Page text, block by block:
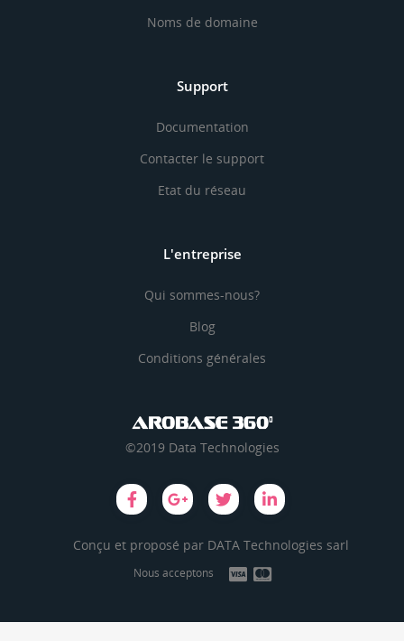
Noms de domaine
Support
Documentation
Contacter le support
Etat du réseau
L'entreprise
Qui sommes-nous?
Blog
Conditions générales
©2019 Data Technologies
Conçu et proposé par DATA Technologies sarl
Nous acceptons